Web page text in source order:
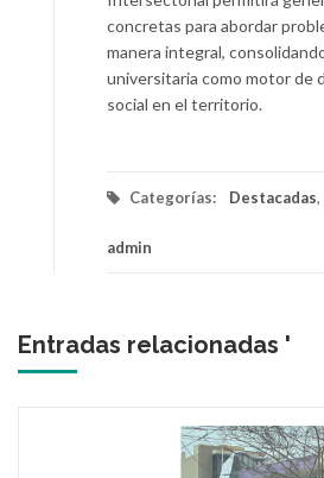
concretas para abordar
manera integral,
universitaria como motor de
social en el territorio.
Categorías: Destacadas,
admin
Entradas relacionadas '